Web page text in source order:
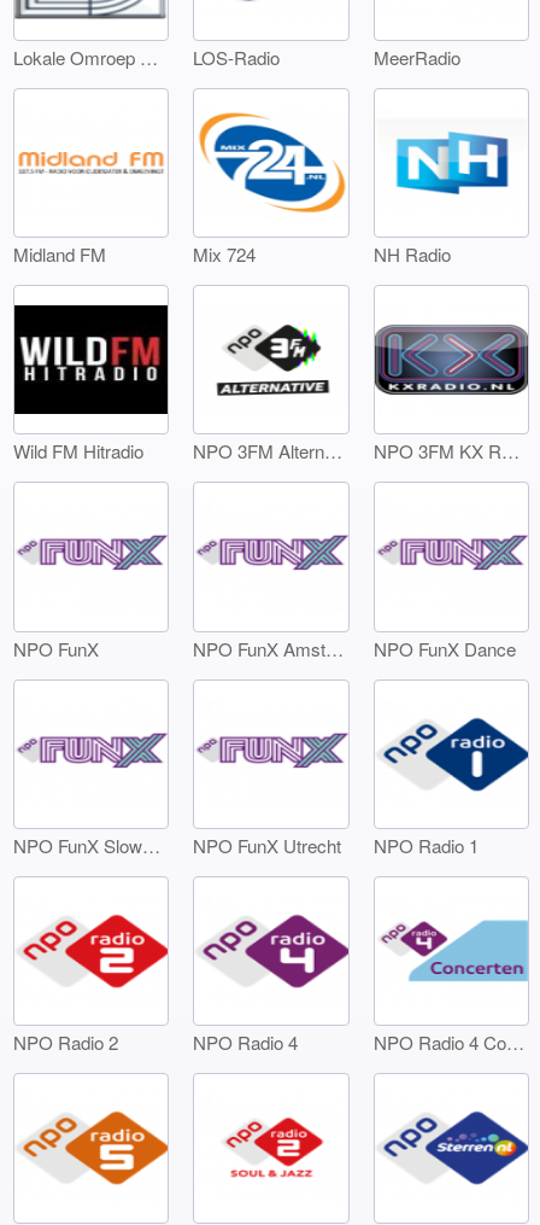
Lokale Omroep Landsmeer LOS-Radio MeerRadio
Midland FM Mix 724 NH Radio
Wild FM Hitradio NPO 3FM Alternative NPO 3FM KX Radio
NPO FunX NPO FunX Amsterdam NPO FunX Dance
NPO FunX SlowJamz NPO FunX Utrecht NPO Radio 1
NPO Radio 2 NPO Radio 4 NPO Radio 4 Concerten